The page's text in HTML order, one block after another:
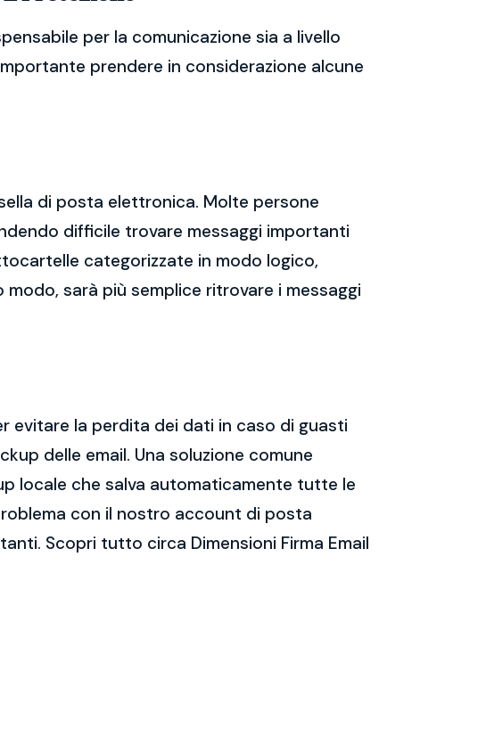
per la comunicazione sia a livello
prendere in considerazione alcune
di posta elettronica. Molte persone
difficile trovare messaggi importanti
categorizzate in modo logico,
sarà più semplice ritrovare i messaggi
evitare la perdita dei dati in caso di guasti
delle email. Una soluzione comune
locale che salva automaticamente tutte le
con il nostro account di posta
Scopri tutto circa Dimensioni Firma Email